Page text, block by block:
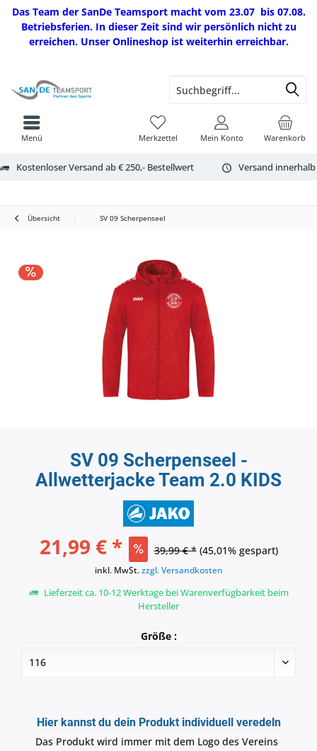
Das Team der SanDe Teamsport macht vom 23.07 bis 07.08.
Betriebsferien. In dieser Zeit sind wir persönlich nicht zu
erreichen. Unser Onlineshop ist weiterhin erreichbar.
Kostenloser Versand ab € 250,- Bestellwert Versand
Warenkorb
Merkzettel Mein Konto
Menü
Übersicht SV 09 Scherpenseel
SV 09 Scherpenseel -
Allwetterjacke Team 2.0 KIDS
21,99 € * 39,99 € * (45,01% gespart)
inkl. MwSt.zzgl. Versandkosten
Lieferzeit ca. 10-12 Werktage bei Warenverfügbarkeit beim
Hersteller
Größe :
Hier kannst du dein Produkt individuell veredeln
Das Produkt wird immer mit dem Logo des Vereins